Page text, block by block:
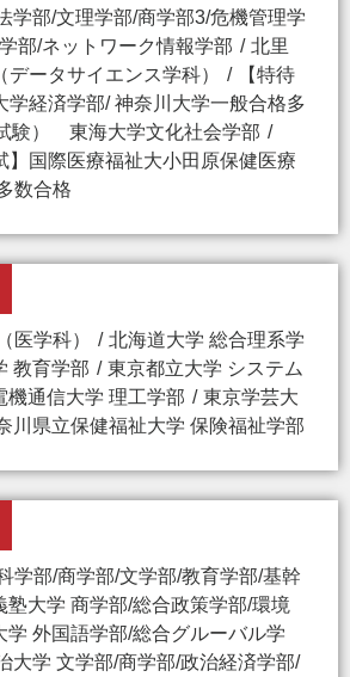
学部/文理学部/商学部3/危機管理学
部/ネットワーク情報学部
北里
ータサイエンス学科）
【特待
学経済学部/ 神奈川大学一般合格多
験） 東海大学文化社会学部
】国際医療福祉大小田原保健医療
数合格
医学科）
北海道大学 総合理系学
教育学部
東京都立大学 システム
機通信大学 理工学部
東京学芸大
川県立保健福祉大学 保険福祉学部
学部/商学部/文学部/教育学部/基幹
塾大学 商学部/総合政策学部/環境
学 外国語学部/総合グルーバル学
大学 文学部/商学部/政治経済学部/